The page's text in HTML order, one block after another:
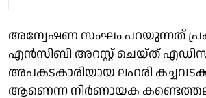
അന്വേഷണ സംഘം പറയുന്നത്
എൻസിബി അറസ്റ്റ് ചെയ്ത്
അപകടകാരിയായ ലഹരി
ആണെന്ന നിർണായക